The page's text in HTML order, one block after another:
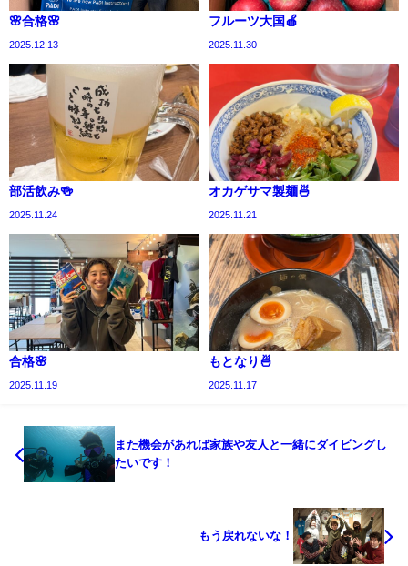
🌸合格🌸
2025.12.13
フルーツ大国🍎
2025.11.30
部活飲み🍻
2025.11.24
オカゲサマ製麺🍜
2025.11.21
合格🌸
2025.11.19
もとなり🍜
2025.11.17
また機会があれば家族や友人と一緒にダイビングし
たいです！
もう戻れないな！